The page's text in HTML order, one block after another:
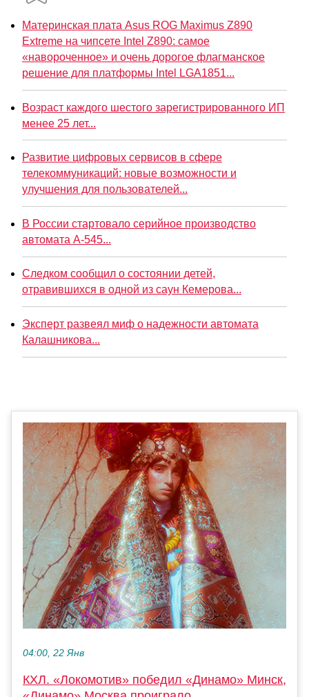
Материнская плата Asus ROG Maximus Z890
Extreme на чипсете Intel Z890: самое
«навороченное» и очень дорогое флагманское
решение для платформы Intel LGA1851...
Возраст каждого шестого зарегистрированного ИП
менее 25 лет...
Развитие цифровых сервисов в сфере
телекоммуникаций: новые возможности и
улучшения для пользователей...
В России стартовало серийное производство
автомата А-545...
Следком сообщил о состоянии детей,
отравившихся в одной из саун Кемерова...
Эксперт развеял миф о надежности автомата
Калашникова...
04:00, 22 Янв
КХЛ. «Локомотив» победил «Динамо» Минск,